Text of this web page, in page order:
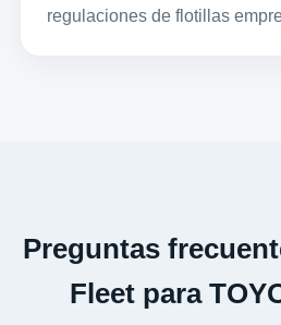
regulaciones de flotillas
Preguntas
Fleet para